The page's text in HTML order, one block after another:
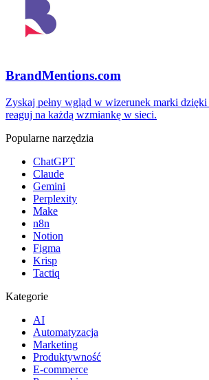
BrandMentions.com
Zyskaj pełny wgląd w wizerunek marki
reaguj na każdą wzmiankę w sieci.
Popularne narzędzia
ChatGPT
Claude
Gemini
Perplexity
Make
n8n
Notion
Figma
Krisp
Tactiq
Kategorie
AI
Automatyzacja
Marketing
Produktywność
E-commerce